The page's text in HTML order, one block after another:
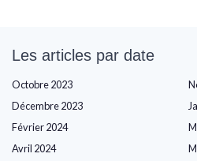
Les articles par date
Octobre 2023
Décembre 2023
Février 2024
Avril 2024